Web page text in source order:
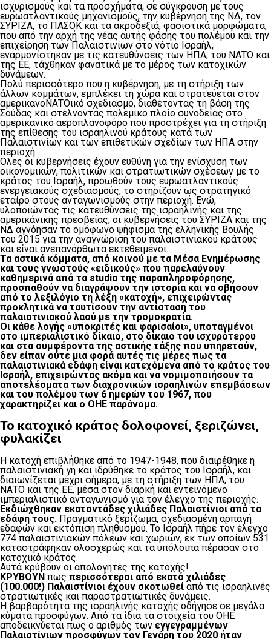
ισχυρισμούς και τα προσχήματα, σε σύγκρουση με τους
ευρωατλαντικούς μηχανισμούς, την κυβέρνηση της ΝΔ, τον
ΣΥΡΙΖΑ, το ΠΑΣΟΚ και τα ακροδεξιά, φασιστικά μορφώματα,
που από την αρχή της νέας αυτής φάσης του πολέμου και την
επιχείρηση των Παλαιστινίων στο νότιο Ισραήλ,
εναρμονίστηκαν με τις κατευθύνσεις των ΗΠΑ, του ΝΑΤΟ και
της ΕΕ, τάχθηκαν φανατικά με το μέρος των κατοχικών
δυνάμεων.
Πολύ περισσότερο που η κυβέρνηση, με τη στήριξη των
άλλων κομμάτων, εμπλέκει τη χώρα και στρατεύεται στον
αμερικανοΝΑΤΟικό σχεδιασμό, διαθέτοντας τη βάση της
Σούδας και στέλνοντας πολεμικό πλοίο συνοδείας στο
αμερικανικό αεροπλανοφόρο που προστρέχει για τη στήριξη
της επίθεσης του ισραηλινού κράτους κατά των
Παλαιστινίων και των επιθετικών σχεδίων των ΗΠΑ στην
περιοχή.
Ολες οι κυβερνήσεις έχουν ευθύνη για την ενίσχυση των
οικονομικών, πολιτικών και στρατιωτικών σχέσεων με το
κράτος του Ισραήλ, προωθούν τους ευρωατλαντικούς
ενεργειακούς σχεδιασμούς, το στηρίζουν ως στρατηγικό
εταίρο στους ανταγωνισμούς στην περιοχή. Ενώ,
υλοποιώντας τις κατευθύνσεις της ισραηλινής και της
αμερικάνικης πρεσβείας, οι κυβερνήσεις του ΣΥΡΙΖΑ και της
ΝΔ αγνόησαν το ομόφωνο ψήφισμα της ελληνικής Βουλής
του 2015 για την αναγνώριση του παλαιστινιακού κράτους
και είναι ανεπανόρθωτα εκτεθειμένοι.
Τα αστικά κόμματα, από κοινού με τα Μέσα Ενημέρωσης
και τους γνωστούς «ειδικούς» που παρελαύνουν
καθημερινά από τα studio της παραπληροφόρησης,
προσπαθούν να διαγράψουν την ιστορία και να σβήσουν
από το λεξιλόγιο τη λέξη «κατοχή», επιχειρώντας
προκλητικά να ταυτίσουν την αντίσταση του
παλαιστινιακού λαού με την τρομοκρατία.
Οι κάθε λογής «υποκριτές και φαρισαίοι», υποταγμένοι
στο ιμπεριαλιστικό δίκαιο, στο δίκαιο του ισχυρότερου
και στα συμφέροντα της αστικής τάξης που υπηρετούν,
δεν είπαν ούτε μια φορά αυτές τις μέρες πως τα
παλαιστινιακά εδάφη είναι κατεχόμενα από το κράτος του
Ισραήλ, επιχειρώντας ακόμα και να νομιμοποιήσουν τα
αποτελέσματα των διαχρονικών ισραηλινών επεμβάσεων
και του πολέμου των 6 ημερών του 1967, που
χαρακτηρίζει και ο ΟΗΕ παράνομα.
Το κατοχικό κράτος δολοφονεί, ξεριζώνει,
φυλακίζει
Η κατοχή επιβλήθηκε από το 1947-1948, που διαιρέθηκε η
παλαιστινιακή γη και ιδρύθηκε το κράτος του Ισραήλ, και
διαιωνίζεται μέχρι σήμερα, με τη στήριξη των ΗΠΑ, του
ΝΑΤΟ και της ΕΕ, μέσα στον διαρκή και εντεινόμενο
ιμπεριαλιστικό ανταγωνισμό για τον έλεγχο της περιοχής.
Εκδιώχθηκαν εκατοντάδες χιλιάδες Παλαιστίνιοι από τα
εδάφη τους. Πραγματικό ξερίζωμα, σχεδιασμένη αρπαγή
εδαφών και εκτόπιση πληθυσμού. Το Ισραήλ πήρε τον έλεγχο
774 παλαιστινιακών πόλεων και χωριών, εκ των οποίων 531
καταστράφηκαν ολοσχερώς και τα υπόλοιπα πέρασαν στο
κατοχικό κράτος.
Αυτά κρύβουν οι απολογητές της κατοχής!
ΚΡΥΒΟΥΝ πως περισσότεροι από εκατό χιλιάδες
(100.000!) Παλαιστίνιοι έχουν σκοτωθεί από τις ισραηλινές
στρατιωτικές και παραστρατιωτικές δυνάμεις.
Η βαρβαρότητα της ισραηλινής κατοχής οδήγησε σε μεγάλα
κύματα προσφύγων. Από τα ίδια τα στοιχεία του ΟΗΕ
αποδεικνύεται πως ο αριθμός των εγγεγραμμένων
Παλαιστίνιων προσφύγων τον Γενάρη του 2020 ήταν